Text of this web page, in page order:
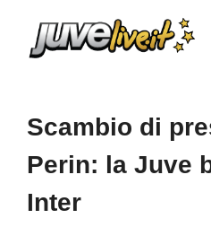
Scambio di
Perin: la Juve
Inter